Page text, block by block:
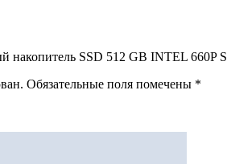
накопитель SSD 512 GB INTEL
Обязательные поля помечены *